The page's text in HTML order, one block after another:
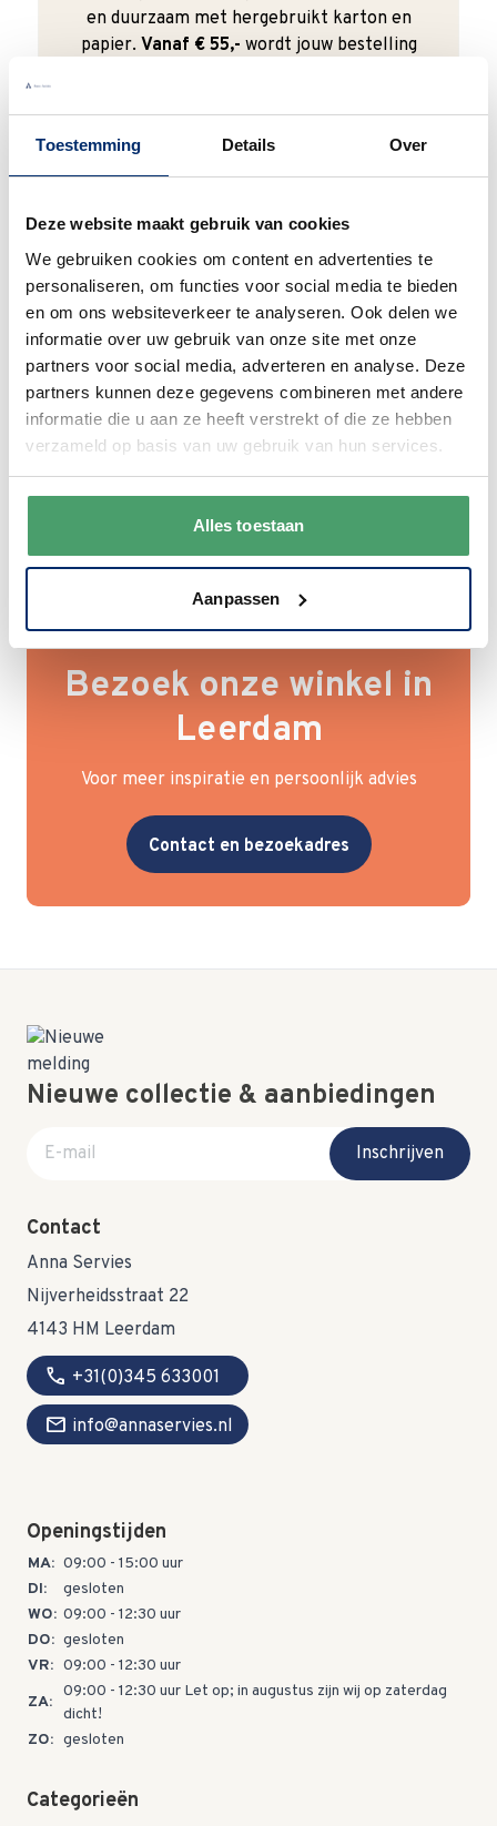
Toestemming Details Over
Deze website maakt gebruik van cookies
We gebruiken cookies om content en advertenties te
personaliseren, om functies voor social media te bieden
en om ons websiteverkeer te analyseren. Ook delen we
informatie over uw gebruik van onze site met onze
partners voor social media, adverteren en analyse. Deze
partners kunnen deze gegevens combineren met andere
informatie die u aan ze heeft verstrekt of die ze hebben
verzameld op basis van uw gebruik van hun services.
Alles toestaan
Aanpassen
en duurzaam met hergebruikt karton en
papier. Vanaf € 55,- wordt jouw bestelling
Goede waardering
We krijgen een goede waardering van Onze
klanten. 9+ gemiddeld.
Bezoek onze winkel in
Leerdam
Voor meer inspiratie en persoonlijk advies
Contact en bezoekadres
Nieuwe collectie & aanbiedingen
E-mail adres
Inschrijven
Contact
Anna Servies
Nijverheidsstraat 22
4143 HM Leerdam
call +31(0)345 633001
mail info@annaservies.nl
Openingstijden
MA: 09:00 - 15:00 uur
DI:
gesloten
WO: 09:00 - 12:30 uur
DO: gesloten
VR: 09:00 - 12:30 uur
ZA:
09:00 - 12:30 uur Let op; in augustus zijn wij op zaterdag
dicht!
ZO: gesloten
Categorieën